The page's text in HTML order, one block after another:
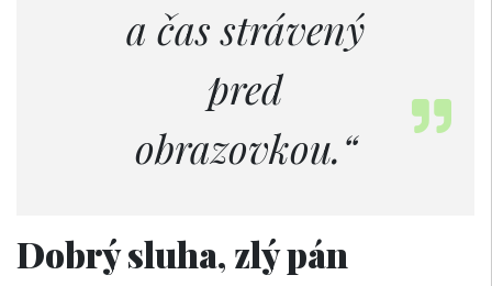
a čas strávený
pred
obrazovkou.“
Dobrý sluha, zlý pán